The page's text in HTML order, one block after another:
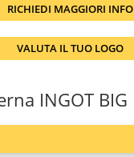
RICHIEDI MAGGIORI INFO
VALUTA IL TUO LOGO
INGOT BIG